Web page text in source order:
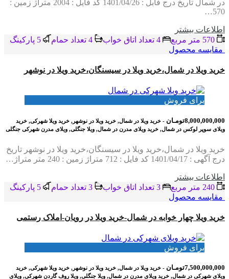
در شمال تاریخ درج فابل : 1401/04/26 کد فایل : 2004 متراژ زمین :
570…
اطلاعات بيشتر
مقایسه محصول
خرید ویلا در شمال،خرید ویلا در سیسنگان،خرید ویلا در نوشهر
برای فروش
8,000,000,000تومـان
- خرید ویلا در شمال, خرید ویلا در نوشهر, خرید ویلا شهرکی, خرید
ویلای سوپر لوکس در شمال, خرید ویلای مدرن در شمال, ویلا جنگلی, ویلای مدرن شهرکی جنگلی
خرید ویلا در شمال،خرید ویلا در سیسنگان،خرید ویلا در نوشهر تاریخ
درج آگهی : 1401/04/17 کد فایل : 712 متراژ زمین : 240 متر متراژ…
اطلاعات بيشتر
مقایسه محصول
خرید ویلا چهار خوابه در شمال-خرید ویلا در رویان-املاک رستمی
برای فروش
7,500,000,000تومـان
- خرید ویلا در شمال, خرید ویلا در نوشهر, خرید ویلا شهرکی, خرید
ویلای شهرکی در شمال, خرید ویلای مدرن در شمال, ویلا جنگلی, ویلا روف گاردن شهرکی, ویلای